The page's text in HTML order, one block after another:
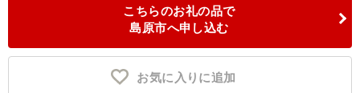
こちらのお礼の品で
島原市へ申し込む
お気に入りに追加